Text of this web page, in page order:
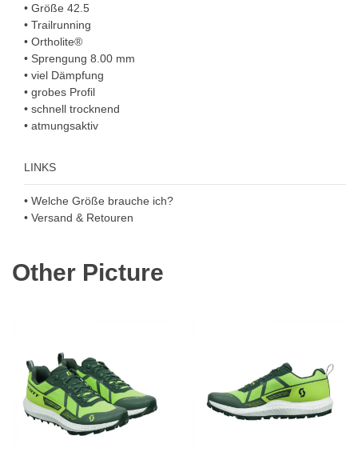
• Größe 42.5
• Trailrunning
• Ortholite®
• Sprengung 8.00 mm
• viel Dämpfung
• grobes Profil
• schnell trocknend
• atmungsaktiv
LINKS
• Welche Größe brauche ich?
• Versand & Retouren
Other Picture